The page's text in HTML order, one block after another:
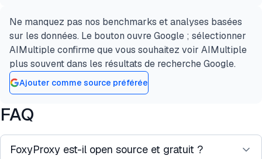
Ne manquez pas nos benchmarks et analyses basées
sur les données. Le bouton ouvre Google ; sélectionner
AIMultiple confirme que vous souhaitez voir AIMultiple
plus souvent dans les résultats de recherche Google.
Ajouter comme source préférée
FAQ
FoxyProxy est-il open source et gratuit ?